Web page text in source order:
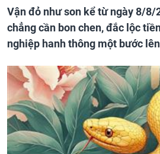
Vận đỏ như son kể từ ngày 8/8/
chẳng cần bon chen, đắc lộc
nghiệp hanh thông một bước